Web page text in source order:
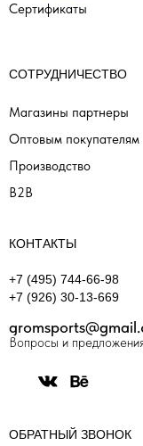
Производство
СОТРУДНИЧЕСТВО
Магазины партнеры
Оптовым покупателям
КОНТАКТЫ
+7 (495) 744-66-98
+7 (926) 30-13-669
Вопросы и
ОБРАТНЫЙ ЗВОНОК
Сертификаты
B2B